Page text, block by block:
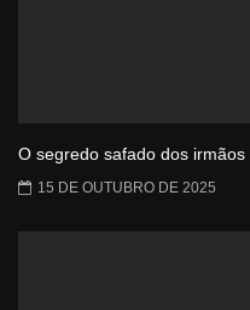
O segredo safado dos
15 DE OUTUBRO DE 2025